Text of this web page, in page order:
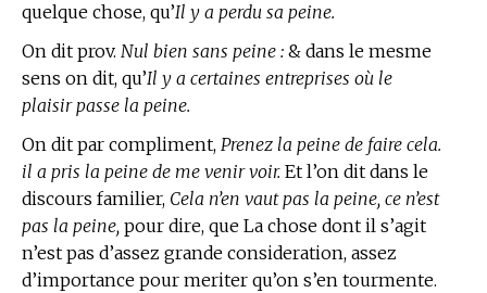
quelque chose, qu’Il y a perdu sa peine.
On dit prov. Nul bien sans peine : & dans le mesme
sens on dit, qu’Il y a certaines entreprises où le
plaisir passe la peine.
On dit par compliment, Prenez la peine de faire cela.
il a pris la peine de me venir voir. Et l’on dit dans le
discours familier, Cela n’en vaut pas la peine, ce n’est
pas la peine, pour dire, que La chose dont il s’agit
n’est pas d’assez grande consideration, assez
d’importance pour meriter qu’on s’en tourmente.